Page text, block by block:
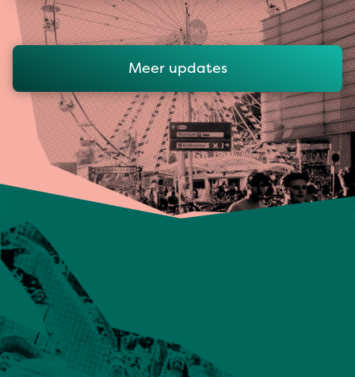
Meer updates